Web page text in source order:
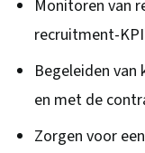
Monitoren van
recruitment-
Begeleiden
en met de
Zorgen voor